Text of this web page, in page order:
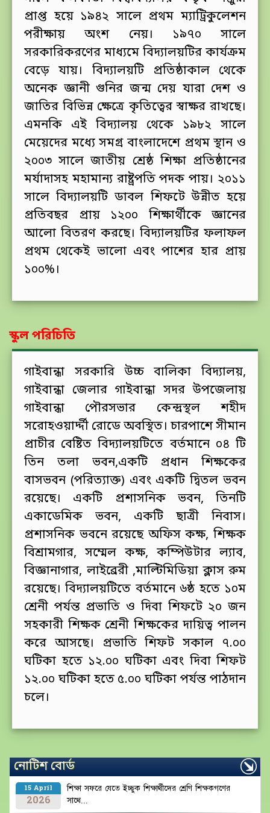
প্রাপ্ত হয়ে ১৯৪২ সালে প্রথম ম্যাট্রিকুলেশন
পরীক্ষায় অংশ নেয়। ১৯৭০ সালে
সরকারিকরণের মাধ্যমে বিদ্যালয়টির কার্যক্রম
বেড়ে যায়। বিদ্যালয়টি প্রতিষ্ঠাকাল থেকে
অনেক জ্ঞানী গুনির জন্ম দেয় যারা দেশ ও
জাতির বিভিন্ন ক্ষেত্রে কৃতিত্বের স্বাক্ষর রাখছে।
এমনকি এই বিদ্যালয় থেকে ১৯৮২ সালে
মেয়েদের মধ্যে সমগ্র বাংলাদেশে প্রথম স্থান ও
২০০৩ সালে জাতীয় শ্রেষ্ঠ শিক্ষা প্রতিষ্ঠানের
মর্যাদাসহ মহামান্য রাষ্ট্রপতি পদক পায়। ২০১১
সালে বিদ্যালয়টি ডাবল শিফটে উন্নীত হয়ে
প্রতিবছর প্রায় ১২০০ শিক্ষার্থীকে জ্ঞানের
আলো বিতরণ করছে। বিদ্যালয়টির ফলাফল
প্রথম থেকেই ভালো এবং পাশের হার প্রায়
১০০%।
স্কুল পরিচিতি
গাইবান্ধা সরকারি উচ্চ বালিকা বিদ্যালয়,
গাইবান্ধা জেলার গাইবান্ধা সদর উপজেলায়
গাইবান্ধা পৌরসভার কেন্দ্রস্থল শহীদ
সরোহওয়ার্দ্দী রোডে অবস্থিত। চারপাশে সীমান
প্রাচীর বেষ্টিত বিদ্যালয়টিতে বর্তমানে ০৪ টি
তিন তলা ভবন,একটি প্রধান শিক্ষকের
বাসভবন (পরিত্যাক্ত) এবং একটি দ্বিতল ভবন
রয়েছে। একটি প্রশাসনিক ভবন, তিনটি
একাডেমিক ভবন, একটি ছাত্রী নিবাস।
প্রশাসনিক ভবনে রয়েছে অফিস কক্ষ, শিক্ষক
বিশ্রামগার, সম্মেল কক্ষ, কম্পিউটার ল্যাব,
বিজ্ঞানাগার, লাইব্রেরী ,মাল্টিমিডিয়া ক্লাস রুম
রয়েছে। বিদ্যালয়টিতে বর্তমানে ৬ষ্ঠ হতে ১০ম
শ্রেনী পর্যন্ত প্রভাতি ও দিবা শিফটে ২০ জন
সহকারী শিক্ষক শ্রেনী শিক্ষকের দায়িত্ব পালন
করে আসছে। প্রভাতি শিফট সকাল ৭.০০
ঘটিকা হতে ১২.০০ ঘটিকা এবং দিবা শিফট
১২.০০ ঘটিকা হতে ৫.০০ ঘটিকা পর্যন্ত পাঠদান
চলে।
নোটিশ বোর্ড
15 April
2026
শিক্ষা সফরে যেতে ইচ্ছুক শিক্ষার্থীদের শ্রেণি শিক্ষকগণের
সাথে...